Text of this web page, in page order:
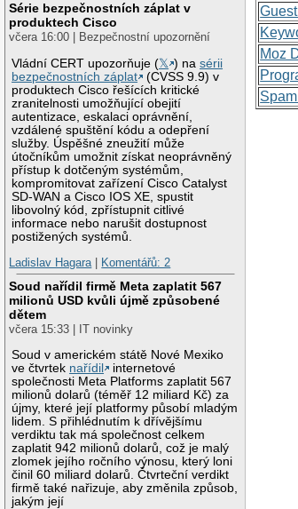
Série bezpečnostních záplat v
produktech Cisco
včera 16:00 | Bezpečnostní upozornění
Vládní CERT upozorňuje (𝕏 ) nasérii
bezpečnostních záplat
(CVSS 9.9) v
produktech Cisco řešících kritické
zranitelnosti umožňující obejití
autentizace, eskalaci oprávnění,
vzdálené spuštění kódu a odepření
služby. Úspěšné zneužití může
útočníkům umožnit získat neoprávněný
přístup k dotčeným systémům,
kompromitovat zařízení Cisco Catalyst
SD-WAN a Cisco IOS XE, spustit
libovolný kód, zpřístupnit citlivé
informace nebo narušit dostupnost
postižených systémů.
Ladislav Hagara| Komentářů: 2
Soud nařídil firmě Meta zaplatit 567
milionů USD kvůli újmě způsobené
dětem
včera 15:33 | IT novinky
Soud v americkém státě Nové Mexiko
ve čtvrtek nařídil
internetové
společnosti Meta Platforms zaplatit 567
milionů dolarů (téměř 12 miliard Kč) za
újmy, které její platformy působí mladým
lidem. S přihlédnutím k dřívějšímu
verdiktu tak má společnost celkem
zaplatit 942 milionů dolarů, což je malý
zlomek jejího ročního výnosu, který loni
činil 60 miliard dolarů. Čtvrteční verdikt
firmě také nařizuje, aby změnila způsob,
jakým její
Moz